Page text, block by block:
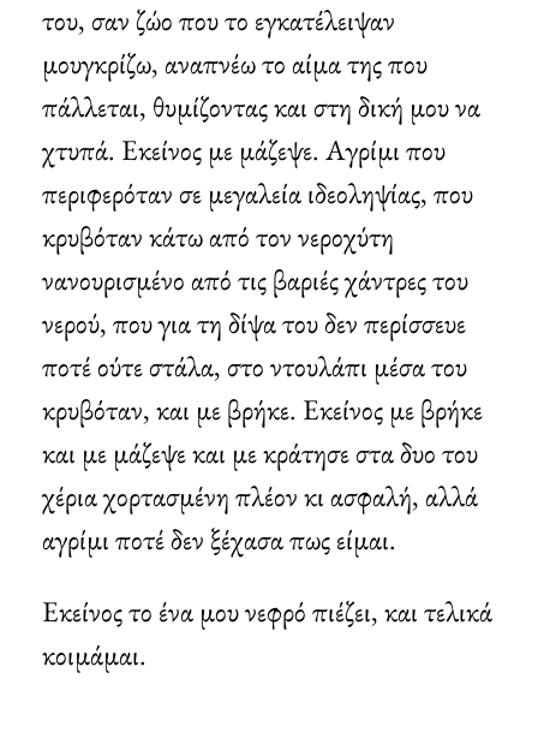
του, σαν ζώο που το εγκατέλειψαν
μουγκρίζω, αναπνέω το αίμα της που
πάλλεται, θυμίζοντας και στη δική μου να
χτυπά. Εκείνος με μάζεψε. Αγρίμι που
περιφερόταν σε μεγαλεία ιδεοληψίας, που
κρυβόταν κάτω από τον νεροχύτη
νανουρισμένο από τις βαριές χάντρες του
νερού, που για τη δίψα του δεν περίσσευε
ποτέ ούτε στάλα, στο ντουλάπι μέσα του
κρυβόταν, και με βρήκε. Εκείνος με βρήκε
και με μάζεψε και με κράτησε στα δυο του
χέρια χορτασμένη πλέον κι ασφαλή, αλλά
αγρίμι ποτέ δεν ξέχασα πως είμαι.
Eκείνος το ένα μου νεφρό πιέζει, και τελικά
κοιμάμαι.